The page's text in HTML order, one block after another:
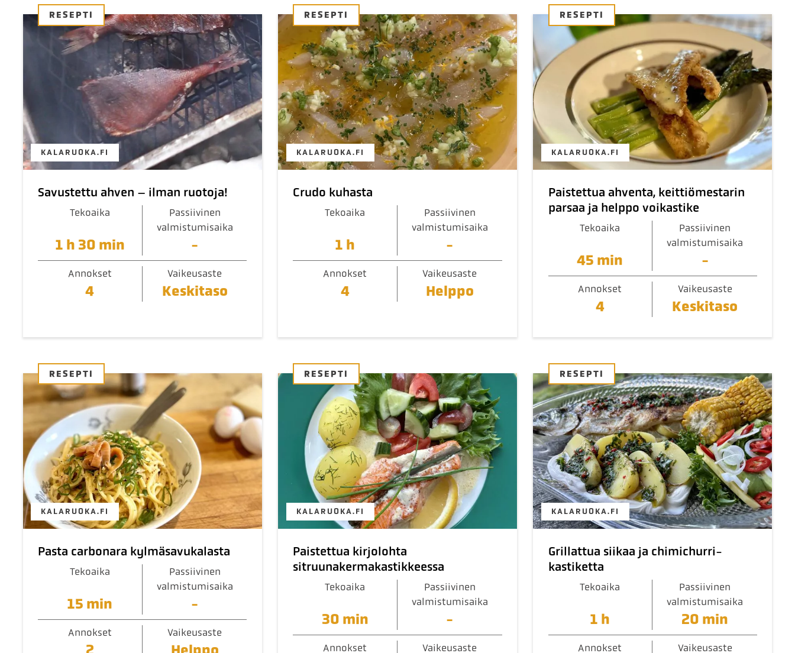
RESEPTI
KALARUOKA.FI
Savustettu ahven – ilman ruotoja!
Tekoaika
1 h 30 min
Passiivinen
valmistumisaika
-
Annokset
4
Vaikeusaste
Keskitaso
RESEPTI
KALARUOKA.FI
Crudo kuhasta
Tekoaika
1 h
Passiivinen
valmistumisaika
-
Annokset
4
Vaikeusaste
Helppo
RESEPTI
KALARUOKA.FI
Paistettua ahventa, keittiömestarin
parsaa ja helppo voikastike
Tekoaika
45 min
Passiivinen
valmistumisaika
-
Annokset
4
Vaikeusaste
Keskitaso
RESEPTI
KALARUOKA.FI
Pasta carbonara kylmäsavukalasta
Tekoaika
15 min
Passiivinen
valmistumisaika
-
Annokset Vaikeusaste
RESEPTI
KALARUOKA.FI
Paistettua kirjolohta
sitruunakermakastikkeessa
Tekoaika
30 min
Passiivinen
valmistumisaika
-
Annokset Vaikeusaste
RESEPTI
KALARUOKA.FI
Grillattua siikaa ja chimichurri-
kastiketta
Tekoaika
1 h
Passiivinen
valmistumisaika
20 min
Annokset Vaikeusaste